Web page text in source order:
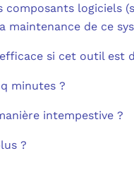
composants
maintenance de ce
si cet outil est
minutes ?
intempestive ?
?